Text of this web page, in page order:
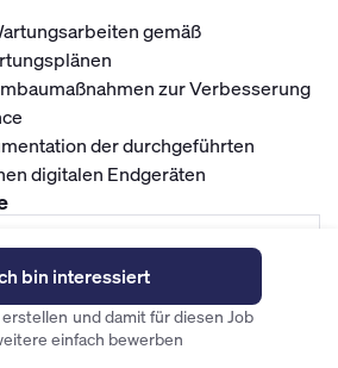
gemäß
zur Verbesserung
der durchgeführten
digitalen Endgeräten
bin interessiert
und damit für diesen Job
einfach bewerben